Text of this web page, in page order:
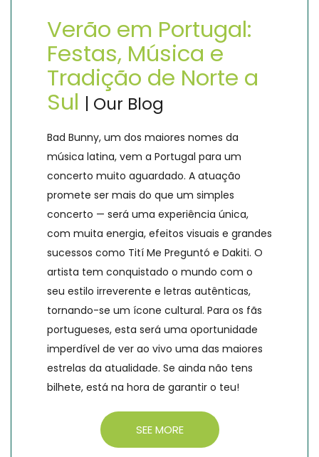
Verão em Portugal:
Festas, Música e
Tradição de Norte a
Sul | Our Blog
Bad Bunny, um dos maiores nomes da
música latina, vem a Portugal para um
concerto muito aguardado. A atuação
promete ser mais do que um simples
concerto — será uma experiência única,
com muita energia, efeitos visuais e grandes
sucessos como Tití Me Preguntó e Dakiti. O
artista tem conquistado o mundo com o
seu estilo irreverente e letras autênticas,
tornando-se um ícone cultural. Para os fãs
portugueses, esta será uma oportunidade
imperdível de ver ao vivo uma das maiores
estrelas da atualidade. Se ainda não tens
bilhete, está na hora de garantir o teu!
SEE MORE